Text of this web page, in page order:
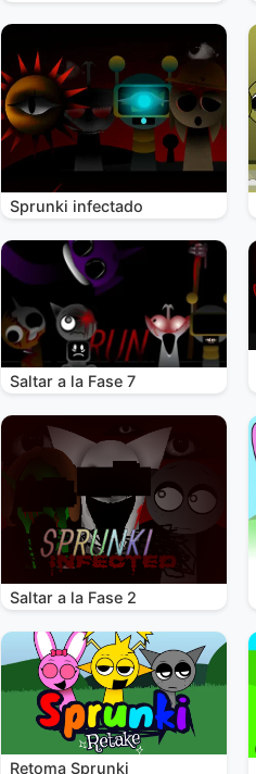
Sprunki infectado
Saltar a la Fase 7
Saltar a la Fase 2
Retoma Sprunki